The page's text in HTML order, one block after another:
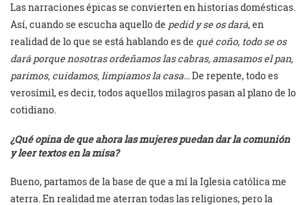
Las narraciones épicas se convierten en historias domésticas.
Así, cuando se escucha aquello de pedid y se os dará, en
realidad de lo que se está hablando es de qué coño, todo se os
dará porque nosotras ordeñamos las cabras, amasamos el pan,
parimos, cuidamos, limpiamos la casa…De repente, todo es
verosímil, es decir, todos aquellos milagros pasan al plano de lo
cotidiano.
¿Qué opina de que ahora las mujeres puedan dar la comunión
y leer textos en la misa?
Bueno, partamos de la base de que a mí la Iglesia católica me
aterra. En realidad me aterran todas las religiones, pero la